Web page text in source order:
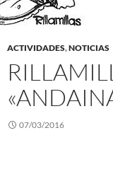
ACTIVIDADES,NOTICIAS
07/03/2016